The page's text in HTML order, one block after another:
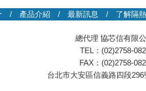
/ 產品介紹 / 最新訊息 / 了解隔
總代理 協芯信有限
TEL：(02)2758-
FAX：(02)2758-
台北市大安區信義路四段296